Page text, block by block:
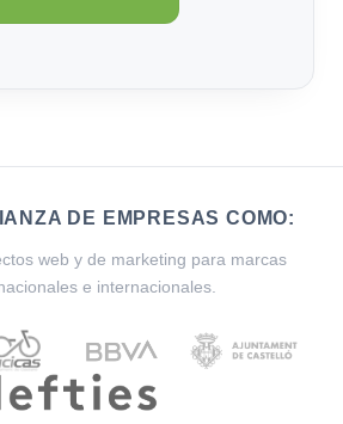
DE EMPRESAS COMO:
web y de marketing para marcas
e internacionales.